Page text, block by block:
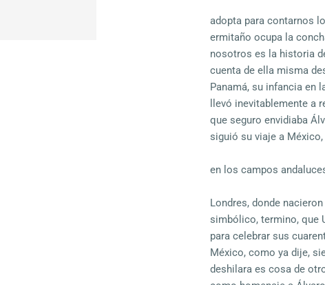
adopta para contarnos
ermitaño ocupa la
nosotros es la historia
cuenta de ella misma
Panamá, su infancia en
llevó inevitablemente a
que seguro envidiaba
siguió su viaje a
en los campos
Londres, donde
simbólico, termino, que
para celebrar sus
México, como ya dije,
deshilara es cosa de